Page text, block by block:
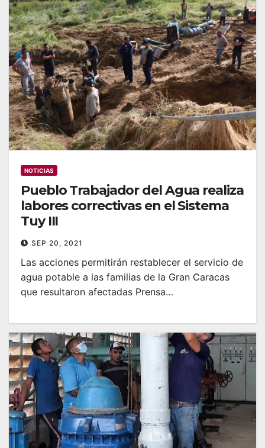
NOTICIAS
Pueblo Trabajador del Agua realiza
labores correctivas en el Sistema
Tuy III
SEP 20, 2021
Las acciones permitirán restablecer el servicio de
agua potable a las familias de la Gran Caracas
que resultaron afectadas Prensa…